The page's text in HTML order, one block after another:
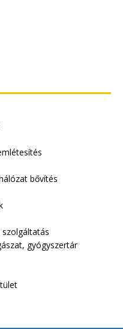
bővítés
szolgáltatás
gyógyszertár